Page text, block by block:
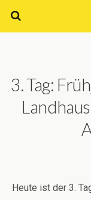
3. Tag:
Heute ist der 3.